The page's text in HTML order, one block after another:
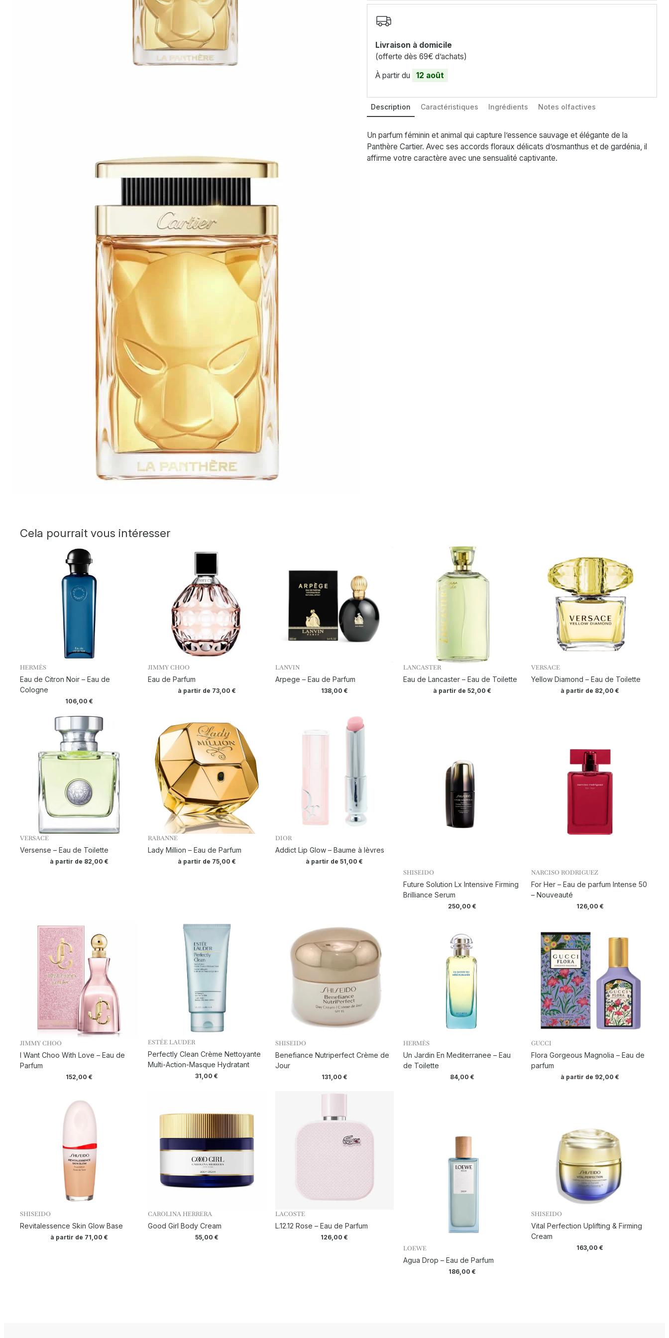
Livraison à domicile
(offerte dès 69€ d’achats)
À partir du 12 août
Description Caractéristiques Ingrédients Notes olfactives
Un parfum féminin et animal qui capture l’essence sauvage et élégante de la
Panthère Cartier. Avec ses accords floraux délicats d’osmanthus et de gardénia, il
affirme votre caractère avec une sensualité captivante.
Cela pourrait vous intéresser
HERMÈS
Eau de Citron Noir – Eau de
Cologne
106,00 €
JIMMY CHOO
Eau de Parfum
à partir de 73,00 €
LANVIN
Arpege – Eau de Parfum
138,00 €
LANCASTER
Eau de Lancaster – Eau de Toilette
à partir de52,00€
VERSACE
Yellow Diamond – Eau de Toilette
à partir de 82,00€
VERSACE
Versense – Eau de Toilette
à partir de 82,00 €
RABANNE
Lady Million – Eau de Parfum
à partir de 75,00 €
DIOR
Addict Lip Glow – Baume à lèvres
à partir de51,00€
SHISEIDO
Future Solution Lx Intensive Firming
Brilliance Serum
250,00€
NARCISO RODRIGUEZ
For Her – Eau de parfum Intense 50
– Nouveauté
126,00 €
JIMMY CHOO
I Want Choo With Love – Eau de
Parfum
152,00 €
ESTÉE LAUDER
Perfectly Clean Crème Nettoyante
Multi-Action-Masque Hydratant
31,00€
SHISEIDO
Benefiance Nutriperfect Crème de
Jour
131,00 €
HERMÈS
Un Jardin En Mediterranee – Eau
de Toilette
84,00€
GUCCI
Flora Gorgeous Magnolia – Eau de
parfum
à partir de 92,00€
SHISEIDO
Revitalessence Skin Glow Base
à partir de 71,00 €
CAROLINA HERRERA
Good Girl Body Cream
55,00 €
LACOSTE
L.12.12 Rose – Eau de Parfum
126,00€
LOEWE
Agua Drop – Eau de Parfum
186,00€
SHISEIDO
Vital Perfection Uplifting & Firming
Cream
163,00€